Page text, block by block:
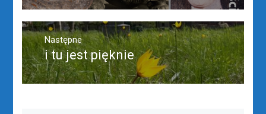
Następne
Następny
post:
i tu jest pięknie